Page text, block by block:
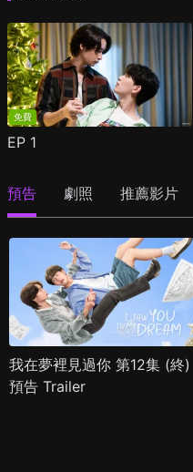
免費
EP 1
預告 劇照 推薦影片
我在夢裡見過你 第12集 (終)
預告 Trailer